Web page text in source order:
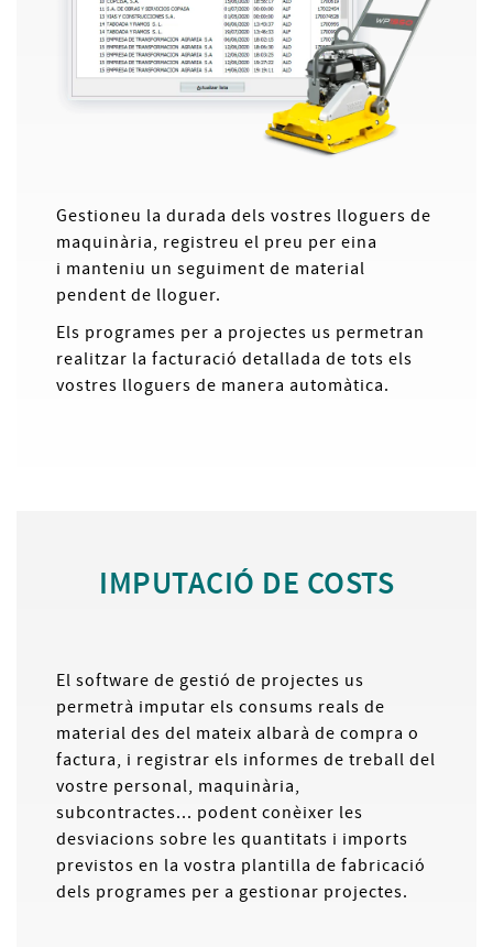
Gestioneu la durada dels vostres lloguers de
maquinària, registreu el preu per eina
i manteniu un seguiment de material
pendent de lloguer.
Els programes per a projectes us permetran
realitzar la facturació detallada de tots els
vostres lloguers de manera automàtica.
IMPUTACIÓ DE COSTS
El software de gestió de projectes us
permetrà imputar els consums reals de
material des del mateix albarà de compra o
factura, i registrar els informes de treball del
vostre personal, maquinària,
subcontractes... podent conèixer les
desviacions sobre les quantitats i imports
previstos en la vostra plantilla de fabricació
dels programes per a gestionar projectes.